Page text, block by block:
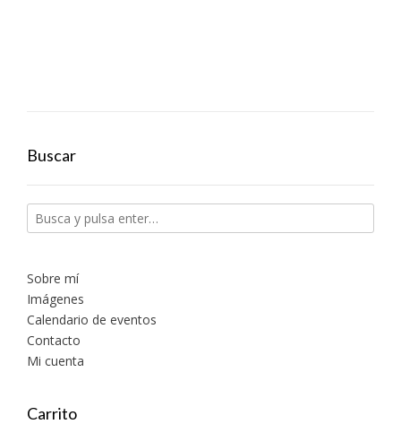
Buscar
Sobre mí
Imágenes
Calendario de eventos
Contacto
Mi cuenta
Carrito